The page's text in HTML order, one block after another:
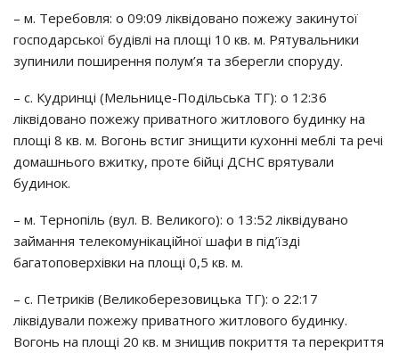
– м. Теребовля: о 09:09 ліквідовано пожежу закинутої
господарської будівлі на площі 10 кв. м. Рятувальники
зупинили поширення полум’я та зберегли споруду.
– с. Кудринці (Мельнице-Подільська ТГ): о 12:36
ліквідовано пожежу приватного житлового будинку на
площі 8 кв. м. Вогонь встиг знищити кухонні меблі та речі
домашнього вжитку, проте бійці ДСНС врятували
будинок.
– м. Тернопіль (вул. В. Великого): о 13:52 ліквідувано
займання телекомунікаційної шафи в під’їзді
багатоповерхівки на площі 0,5 кв. м.
– с. Петриків (Великоберезовицька ТГ): о 22:17
ліквідували пожежу приватного житлового будинку.
Вогонь на площі 20 кв. м знищив покриття та перекриття